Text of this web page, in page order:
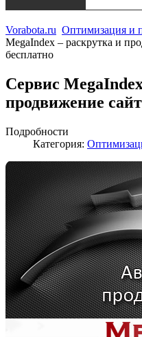
Vorabota.ru Оптимизация и
MegaIndex – раскрутка и
бесплатно
Сервис
продвижение
Подробности
Категория: